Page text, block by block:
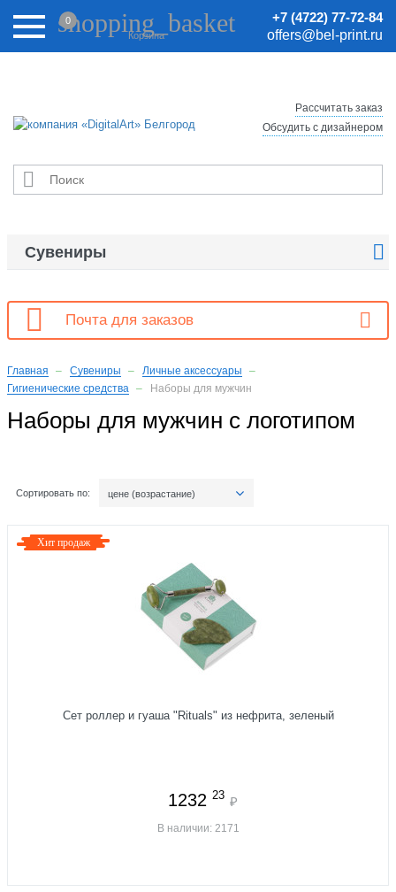
Внимание! Цены на сайте могут быть неактуальными.
Актуальные цены уточняйте у менеджеров.
+7 (4722) 77-72-84
offers@bel-print.ru
shopping_basket
Корзина
0

Рассчитать заказ
Обсудить с дизайнером
Сувениры 
 Почта для заказов
Главная Сувениры
Личные аксессуары
Гигиенические средства
Наборы для мужчин
Наборы для мужчин с логотипом
Сортировать по: цене (возрастание)
Хит продаж
Сет роллер и гуаша "Rituals" из нефрита, зеленый
1232 23 ₽
В наличии: 2171